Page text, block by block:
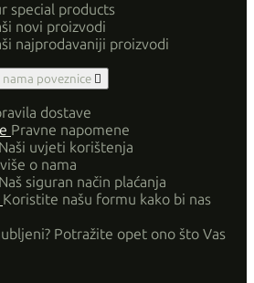
special products
novi proizvodi
najprodavaniji proizvodi
poveznice 
dostave
Pravne napomene
Naši uvjeti korištenja
o nama
Naš siguran način plaćanja
Koristite našu formu kako bi nas
Potražite opet ono što Vas